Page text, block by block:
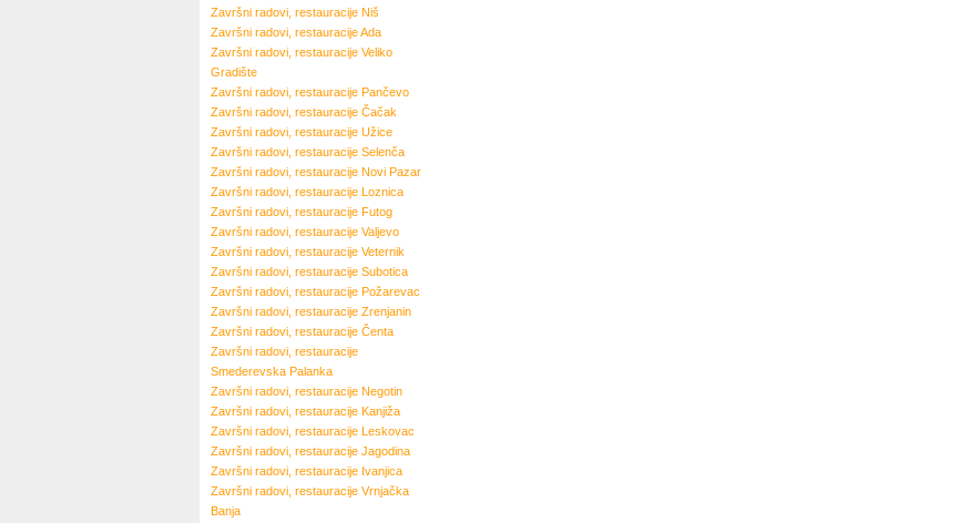
Završni radovi, restauracije Niš
Završni radovi, restauracijeAda
Završni radovi, restauracije Veliko
Gradište
Završni radovi, restauracije Pančevo
Završni radovi, restauracije Čačak
Završni radovi, restauracije Užice
Završni radovi, restauracije Selenča
Završni radovi, restauracije Novi Pazar
Završni radovi, restauracije Loznica
Završni radovi, restauracije Futog
Završni radovi, restauracije Valjevo
Završni radovi, restauracije Veternik
Završni radovi, restauracije Subotica
Završni radovi, restauracije Požarevac
Završni radovi, restauracije Zrenjanin
Završni radovi, restauracije Čenta
Završni radovi, restauracije
Smederevska Palanka
Završni radovi, restauracije Negotin
Završni radovi, restauracije Kanjiža
Završni radovi, restauracije Leskovac
Završni radovi, restauracije Jagodina
Završni radovi, restauracije Ivanjica
Završni radovi, restauracije Vrnjačka
Banja